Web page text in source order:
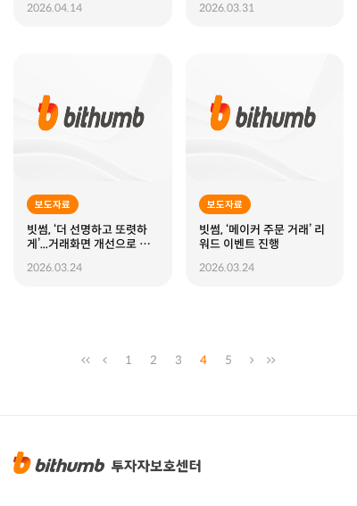
2026.04.14 2026.03.31
보도자료
빗썸, ‘더 선명하고 또렷하
게’...거래화면 개선으로 매
2026.03.24
보도자료
빗썸, ‘메이커 주문 거래’ 리
워드 이벤트 진행
2026.03.24
1 2 3 4 5